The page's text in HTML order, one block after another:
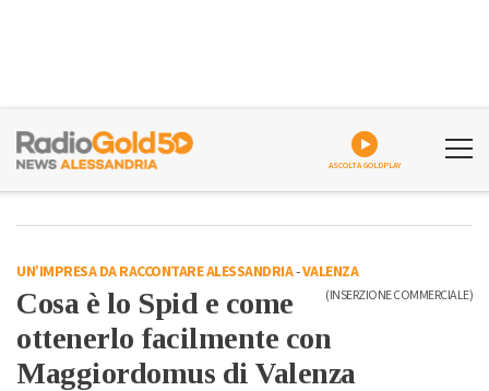
ASCOLTA GOLDPLAY
UN’IMPRESA DA RACCONTARE ALESSANDRIA-VALENZA
(INSERZIONE COMMERCIALE)
Cosa è lo Spid e come
ottenerlo facilmente con
Maggiordomus di Valenza